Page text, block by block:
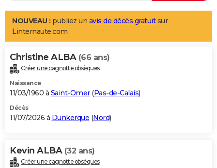
LIFESTYLE
Art de vivre
Bien-être
Loisirs
Mode
Modes de vie
Alimentation
Guide de la santé
Maladies
Médicaments
Sommeil
VOYAGE
Destinations
City break
Voyage nature
Voyage de noces
Forum
Climat
+PHOTO
GUIDES D'ACHAT
BONS PLANS
Carte de Noël
Carte Bonne année
Carte Saint-Valentin
Carte Pâques
Carte d'anniversaire
DICTIONNAIRE
NOUVEAU : publiez un avis de décès gratuitsur
Linternaute.com
Christine ALBA (66 ans)
Créer une cagnotte obsèques
Naissance
11/03/1960 à Saint-Omer(Pas-de-Calais)
Décès
11/07/2026 à Dunkerque (Nord)
Kevin ALBA (32 ans)
Créer une cagnotte obsèques